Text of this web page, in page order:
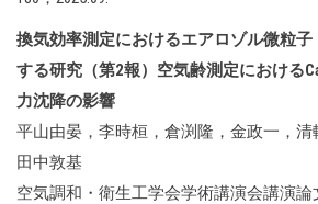
換気効率測定におけるエアロゾル微粒子
する研究（第2報）空気齢測定における
力沈降の影響
平山由晏，李時桓，倉渕隆，金政一，清
田中敦基
空気調和・衛生工学会学術講演会講演論